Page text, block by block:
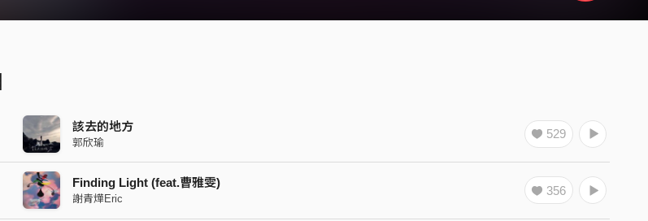
該去的地方
郭欣瑜
529
Finding Light (feat.曹雅雯)
謝青燁Eric
356